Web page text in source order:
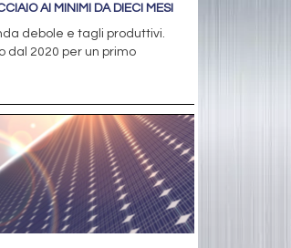
AI MINIMI DA DIECI MESI
debole e tagli produttivi.
dal 2020 per un primo